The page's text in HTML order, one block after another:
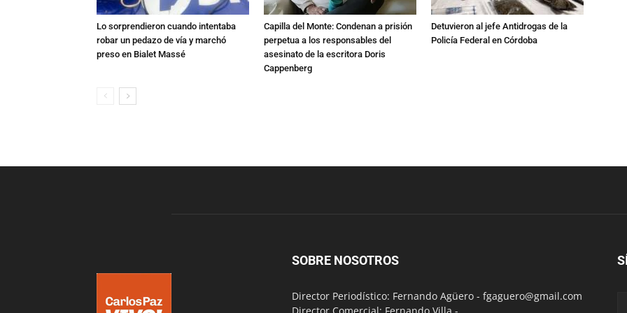
Lo sorprendieron cuando intentaba
robar un pedazo de vía y marchó
preso en Bialet Massé
Capilla del Monte: Condenan a prisión
perpetua a los responsables del
asesinato de la escritora Doris
Cappenberg
Detuvieron al jefe Antidrogas de la
Policía Federal en Córdoba
SOBRE NOSOTROS
Director Periodístico: Fernando Agüero - fgaguero@gmail.com